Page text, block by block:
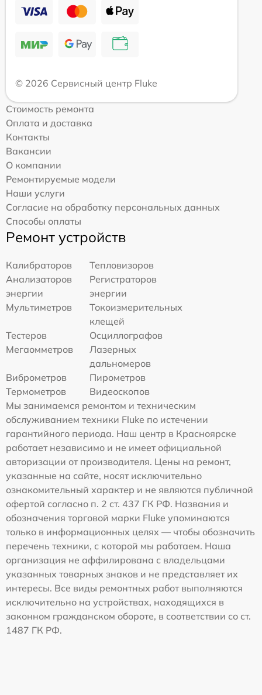
© 2026 Сервисный центр Fluke
Стоимость ремонта
Оплата и доставка
Контакты
Вакансии
О компании
Ремонтируемые модели
Наши услуги
Согласие на обработку персональных данных
Способы оплаты
Ремонт устройств
Калибраторов
Тепловизоров
Анализаторов
энергии
Регистраторов
энергии
Мультиметров
Токоизмерительных
клещей
Тестеров
Осциллографов
Мегаомметров
Лазерных
дальномеров
Виброметров
Пирометров
Термометров
Видеоскопов
Мы занимаемся ремонтом и техническим
обслуживанием техники Fluke по истечении
гарантийного периода. Наш центр в Красноярске
работает независимо и не имеет официальной
авторизации от производителя. Цены на ремонт,
указанные на сайте, носят исключительно
ознакомительный характер и не являются публичной
офертой согласно п. 2 ст. 437 ГК РФ. Названия и
обозначения торговой марки Fluke упоминаются
только в информационных целях — чтобы обозначить
перечень техники, с которой мы работаем. Наша
организация не аффилирована с владельцами
указанных товарных знаков и не представляет их
интересы. Все виды ремонтных работ выполняются
исключительно на устройствах, находящихся в
законном гражданском обороте, в соответствии со ст.
1487 ГК РФ.